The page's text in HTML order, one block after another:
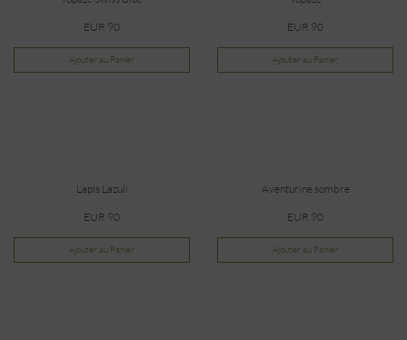
EUR 90
Ajouter au Panier
EUR 90
Ajouter au Panier
Lapis Lazuli
EUR 90
Ajouter au Panier
Aventurine sombre
EUR 90
Ajouter au Panier